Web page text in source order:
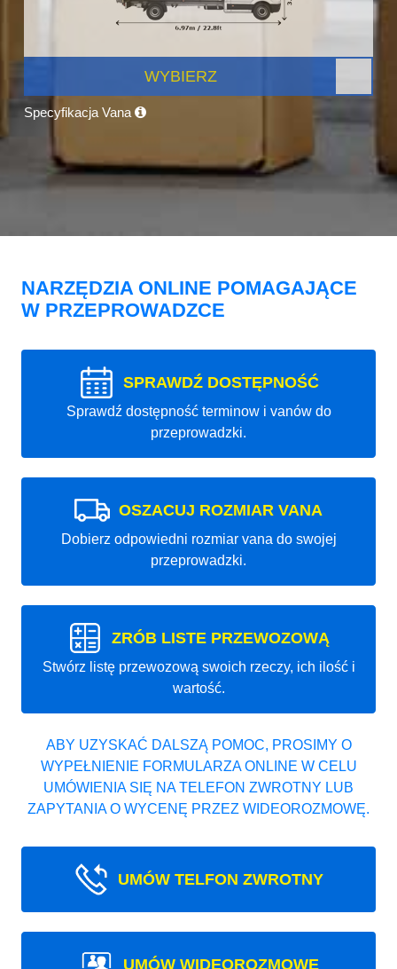
WYBIERZ
Specyfikacja Vana
NARZĘDZIA ONLINE POMAGAJĄCE
W PRZEPROWADZCE
SPRAWDŹ DOSTĘPNOŚĆ
Sprawdź dostępność terminow i vanów do
przeprowadzki.
OSZACUJ ROZMIAR VANA
Dobierz odpowiedni rozmiar vana do swojej
przeprowadzki.
ZRÓB LISTE PRZEWOZOWĄ
Stwórz listę przewozową swoich rzeczy, ich ilość i
wartość.
ABY UZYSKAĆ DALSZĄ POMOC, PROSIMY O
WYPEŁNIENIE FORMULARZA ONLINE W CELU
UMÓWIENIA SIĘ NA TELEFON ZWROTNY LUB
ZAPYTANIA O WYCENĘ PRZEZ WIDEOROZMOWĘ.
UMÓW TELFON ZWROTNY
UMÓW WIDEOROZMOWE